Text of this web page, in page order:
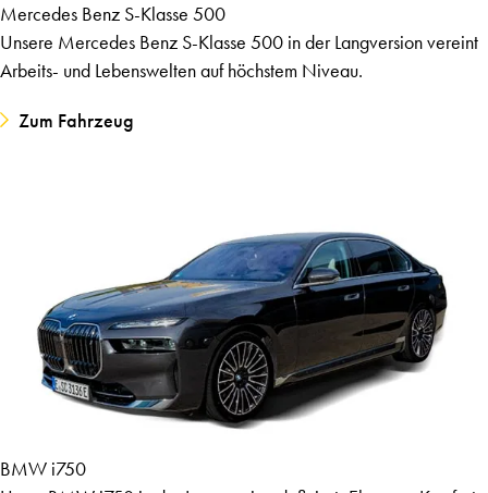
Mercedes Benz S-Klasse 500
Unsere Mercedes Benz S-Klasse 500 in der Langversion vereint
Arbeits- und Lebenswelten auf höchstem Niveau.
Zum Fahrzeug
BMW i750